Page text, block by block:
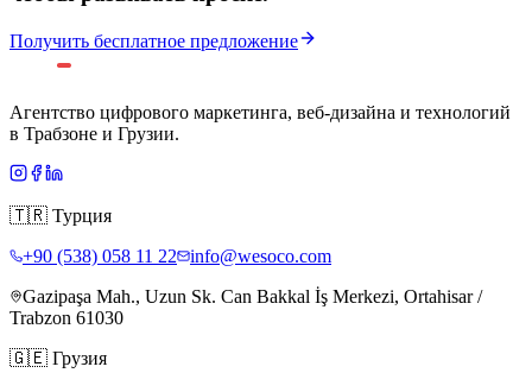
Получить бесплатное предложение
Агентство цифрового маркетинга, веб-дизайна и технологий
в Трабзоне и Грузии.
🇹🇷 Турция
+90 (538) 058 11 22
info@wesoco.com
Gazipaşa Mah., Uzun Sk. Can Bakkal İş Merkezi, Ortahisar /
Trabzon 61030
🇬🇪 Грузия